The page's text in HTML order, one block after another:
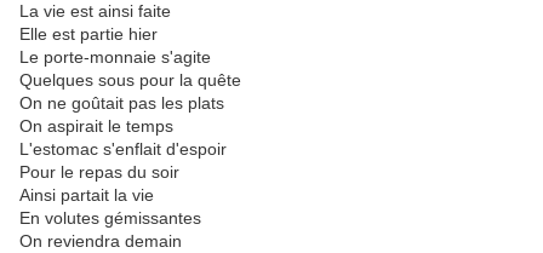
La vie est ainsi faite
Elle est partie hier
Le porte-monnaie s'agite
Quelques sous pour la quête
On ne goûtait pas les plats
On aspirait le temps
L'estomac s'enflait d'espoir
Pour le repas du soir
Ainsi partait la vie
En volutes gémissantes
On reviendra demain